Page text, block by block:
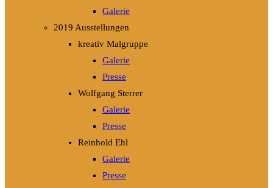
Galerie
2019 Ausstellungen
kreativ Malgruppe
Galerie
Presse
Wolfgang Sterrer
Galerie
Presse
Reinhold Ehl
Galerie
Presse